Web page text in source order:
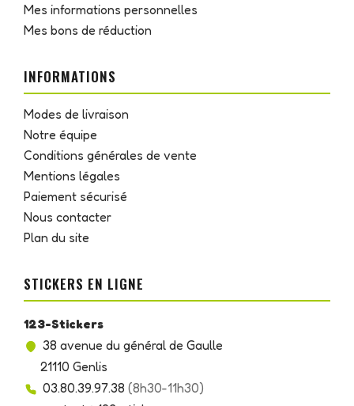
Mes informations personnelles
Mes bons de réduction
INFORMATIONS
Modes de livraison
Notre équipe
Conditions générales de vente
Mentions légales
Paiement sécurisé
Nous contacter
Plan du site
STICKERS EN LIGNE
123-Stickers
38 avenue du général de Gaulle
21110 Genlis
03.80.39.97.38 (8h30-11h30)